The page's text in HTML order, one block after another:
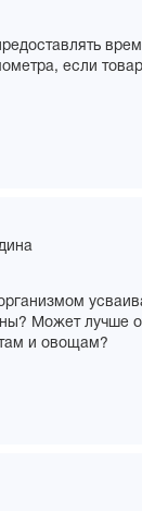
если
Может лучше
и овощам?